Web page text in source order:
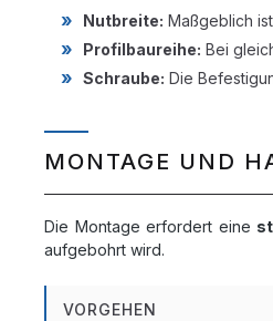
Nutbreite: Maßgeblich
Profilbaureihe: Bei
Schraube: Die
MONTAGE UND
Die Montage erfordert eine
aufgebohrt wird.
VORGEHEN